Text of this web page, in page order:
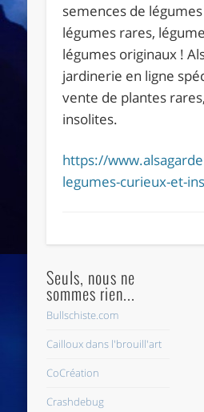
semences de
légumes rares,
légumes originaux !
jardinerie en ligne
vente de plantes
insolites.
https://
legumes-curieux-et-
Seuls, nous ne
sommes rien...
Bullschiste.com
Cailloux dans l'brouill'art
CoCréation
Crashdebug